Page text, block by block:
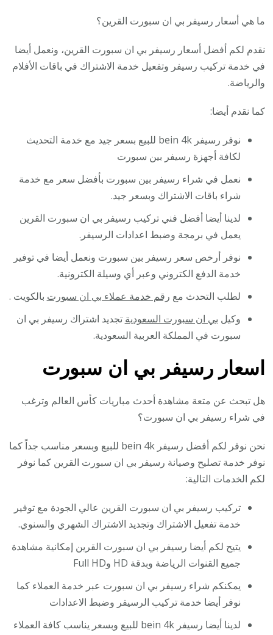
ما هي أسعار رسيفر بي ان سبورت القرين؟
نقدم لكم أفضل أسعار رسيفر بي ان سبورت القرين، ونعمل أيضا
في خدمة تركيب رسيفر وتفعيل خدمة الاشتراك في باقات الأفلام
والرياضة.
كما نقدم أيضا:
نوفر رسيفر bein 4k للبيع بسعر جيد مع خدمة التحديث
لكافة أجهزة رسيفر بين سبورت
نعمل في شراء رسيفر بين سبورت بأفضل سعر مع خدمة
شراء باقات الاشتراك وبسعر جيد.
لدينا أيضا أفضل فني تركيب رسيفر بي ان سبورت القرين
يعمل في برمجة وضبط اعدادات الرسيفر.
نوفر أرخص سعر رسيفر بين سبورت ونعمل أيضا في توفير
خدمة الدفع الكتروني وعبر أي وسيلة الكترونية.
لطلب التحدث مع رقم خدمة عملاء بي ان سبورت بالكويت .
وكيل بي ان سبورت السعودية تجديد اشتراك رسيفر بي ان
سبورت في المملكة العربية السعودية.
اسعار رسيفر بي ان سبورت
هل تبحث عن متعة مشاهدة أحدث مباريات كأس العالم وترغب
في شراء رسيفر بي ان سبورت؟
نحن نوفر لكم أفضل رسيفر bein 4k للبيع وبسعر مناسب جداً كما
نوفر خدمة تصليح وصيانة رسيفر بي ان سبورت القرين كما نوفر
لكم الخدمات التالية:
تركيب رسيفر بي ان سبورت القرين عالي الجودة مع توفير
خدمة تفعيل الاشتراك وتجديد الاشتراك الشهري والسنوي.
يتيح لكم أيضا رسيفر بي ان سبورت القرين إمكانية مشاهدة
جميع القنوات الرياضة وبدقة HD وFull HD
يمكنكم شراء رسيفر بي ان سبورت عبر خدمة العملاء كما
نوفر أيضا خدمة تركيب الرسيفر وضبط الاعدادات
لدينا أيضا رسيفر bein 4k للبيع وبسعر يناسب كافة العملاء